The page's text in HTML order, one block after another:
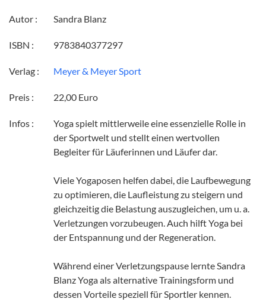
Autor : Sandra Blanz
ISBN : 9783840377297
Verlag : Meyer & Meyer Sport
Preis : 22,00 Euro
Infos :
Yoga spielt mittlerweile eine essenzielle Rolle in
der Sportwelt und stellt einen wertvollen
Begleiter für Läuferinnen und Läufer dar.
Viele Yogaposen helfen dabei, die Laufbewegung
zu optimieren, die Laufleistung zu steigern und
gleichzeitig die Belastung auszugleichen, um u. a.
Verletzungen vorzubeugen. Auch hilft Yoga bei
der Entspannung und der Regeneration.
Während einer Verletzungspause lernte Sandra
Blanz Yoga als alternative Trainingsform und
dessen Vorteile speziell für Sportler kennen.